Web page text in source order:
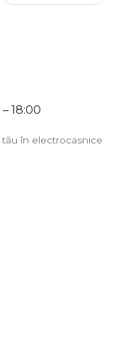
18:00
în electrocasnice